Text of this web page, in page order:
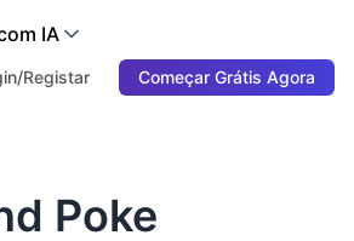
Registar Começar Grátis Agora
IA
Poke